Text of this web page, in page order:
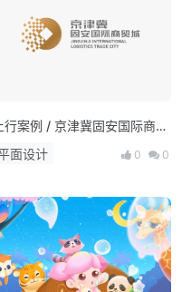
行案例 / 京津冀固安国际商贸
城品牌形象
面设计 0 0